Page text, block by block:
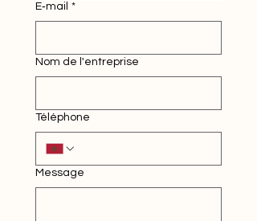
E‑mail *
Nom de l'entreprise
Téléphone
Message